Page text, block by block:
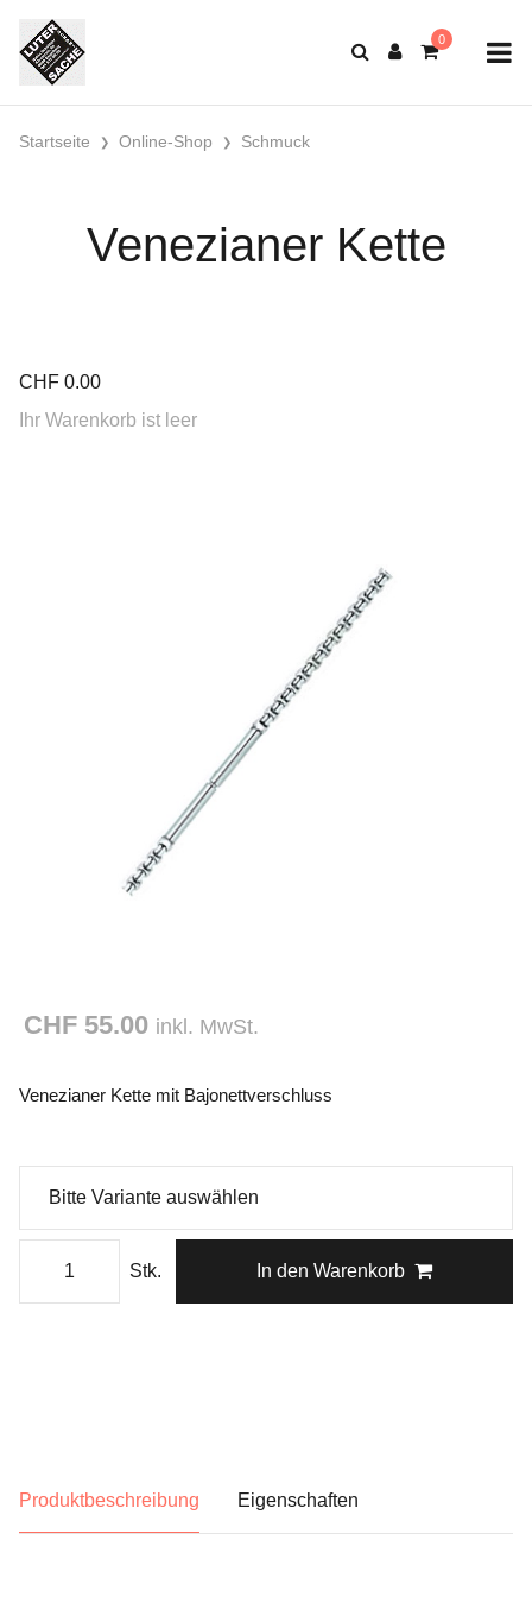
Startseite Online-Shop Schmuck
Venezianer Kette
CHF 0.00
Ihr Warenkorb ist leer
CHF 55.00 inkl. MwSt.
Venezianer Kette mit Bajonettverschluss
Stk. In den Warenkorb
Produktbeschreibung Eigenschaften